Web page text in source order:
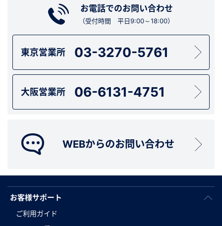
お電話でのお問い合わせ
（受付時間 平日9:00～18:00）
東京営業所 03-3270-5761
大阪営業所 06-6131-4751
WEBからのお問い合わせ
お客様サポート
ご利用ガイド